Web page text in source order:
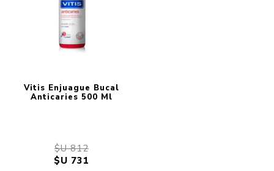
Vitis Enjuague Bucal
Anticaries 500 Ml
$U 812
$U 731